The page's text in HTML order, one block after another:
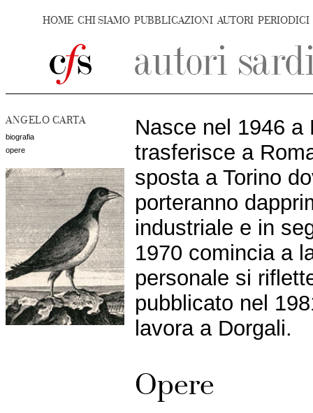
HOME CHI SIAMO PUBBLICAZIONI AUTORI PERIODICI
ANGELO CARTA
biografia
opere
Nasce nel 1946
trasferisce a
sposta a Torino
porteranno
industriale e in
1970 comincia a
personale si
pubblicato nel
lavora a Dorgali.
Opere